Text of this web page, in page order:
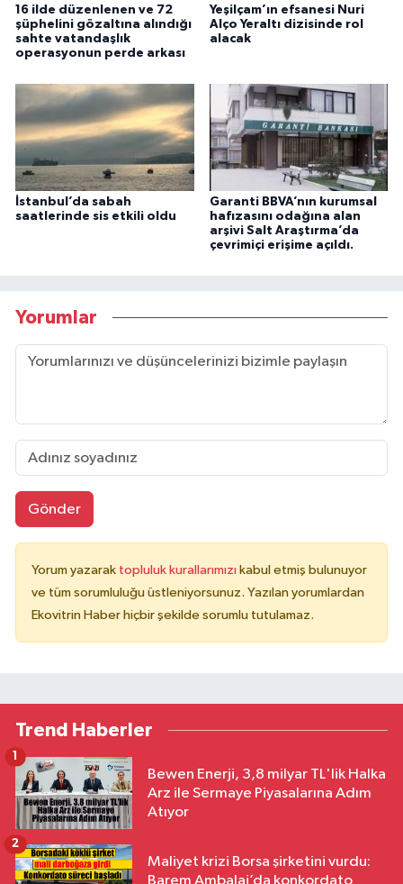
16 ilde düzenlenen ve 72
şüphelini gözaltına alındığı
sahte vatandaşlık
operasyonun perde arkası
Yeşilçam’ın efsanesi Nuri
Alço Yeraltı dizisinde rol
alacak
İstanbul’da sabah
saatlerinde sis etkili oldu
Garanti BBVA’nın kurumsal
hafızasını odağına alan
arşivi Salt Araştırma’da
çevrimiçi erişime açıldı.
Yorumlar
Gönder
Yorum yazarak topluluk kurallarımızı kabul etmiş bulunuyor
ve tüm sorumluluğu üstleniyorsunuz. Yazılan yorumlardan
Ekovitrin Haber hiçbir şekilde sorumlu tutulamaz.
Trend Haberler
Bewen Enerji, 3,8 milyar TL'lik Halka
Arz ile Sermaye Piyasalarına Adım
Atıyor
1
Maliyet krizi Borsa şirketini vurdu:
2